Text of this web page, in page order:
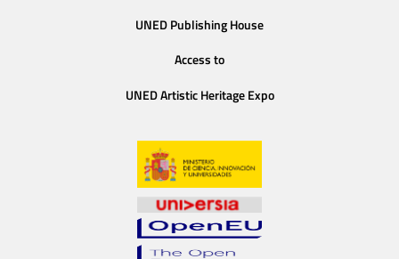
UNED Publishing House
Access to
UNED Artistic Heritage Expo